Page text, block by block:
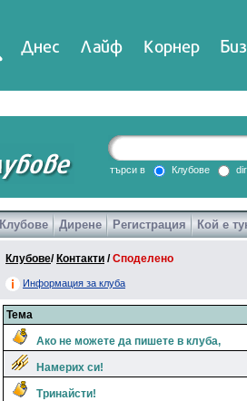
Днес Лайф Корнер
DirTV Impressio
Games
търси в Клубове
Клубове Дирене Регистрация Кой е
Клубове/ Контакти /Споделено
Информация за клуба
Тема
Ако не можете да пишете в клуба,
Намерих си!
Тринайсти!